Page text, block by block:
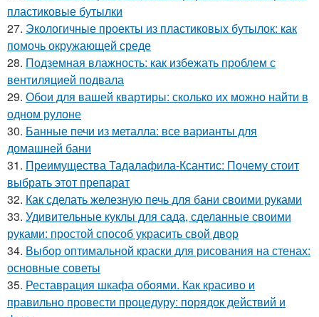
пластиковые бутылки
27. Экологичные проекты из пластиковых бутылок: как
помочь окружающей среде
28. Подземная влажность: как избежать проблем с
вентиляцией подвала
29. Обои для вашей квартиры: сколько их можно найти в
одном рулоне
30. Банные печи из металла: все варианты для
домашней бани
31. Преимущества Тадалафила-Ксантис: Почему стоит
выбрать этот препарат
32. Как сделать железную печь для бани своими руками
33. Удивительные куклы для сада, сделанные своими
руками: простой способ украсить свой двор
34. Выбор оптимальной краски для рисования на стенах:
основные советы
35. Реставрация шкафа обоями. Как красиво и
правильно провести процедуру: порядок действий и